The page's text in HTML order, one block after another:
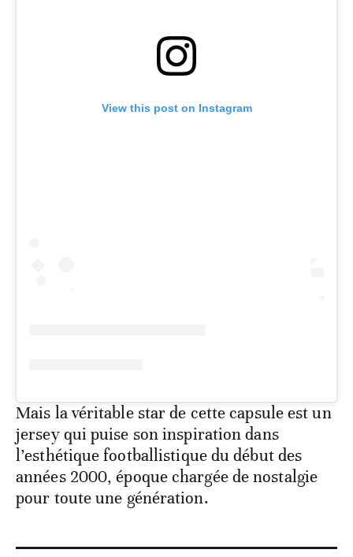
View this post on Instagram
Mais la véritable star de cette capsule est un
jersey qui puise son inspiration dans
l’esthétique footballistique du début des
années 2000, époque chargée de nostalgie
pour toute une génération.